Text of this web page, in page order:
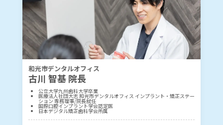
和光市デンタルオフィス
古川 智基 院長
公立大学九州歯科大学卒業
医療法人社団大志 和光市デンタルオフィス インプラント・矯正ステー
ション 専務理事/院長就任
国際口腔インプラント学会認定医
日本デジタル矯正歯科学会所属